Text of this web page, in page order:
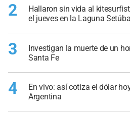
2
Hallaron sin vida al
el jueves en la Laguna Setúbal
3
Investigan la muerte de un
Santa Fe
4
En vivo: así cotiza el dólar
Argentina